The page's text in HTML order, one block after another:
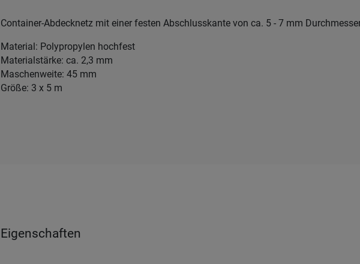
Container-Abdecknetz mit einer festen Abschlusskante von ca. 5 - 7 mm
Material: Polypropylen hochfest
Materialstärke: ca. 2,3 mm
Maschenweite: 45 mm
Größe: 3 x 5 m
Eigenschaften